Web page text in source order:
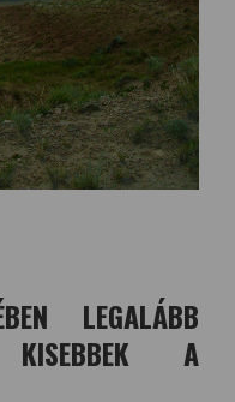
LEGALÁBB
KISEBBEK A